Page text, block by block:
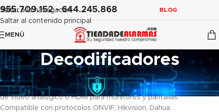
contenido
Saltar a la navegación
Saltar al contenido principal
955.709.152 - 644.245.868 BLOG
MENÚ
Decodificadores
Decodificadores IP para centros de control y videowall:
convierten señales digitales IP de NVR, VMS o cámaras en salidas
de vídeo analógico o HDMI para monitores y pantallas.
Compatible con protocolos ONVIF, Hikvision, Dahua.